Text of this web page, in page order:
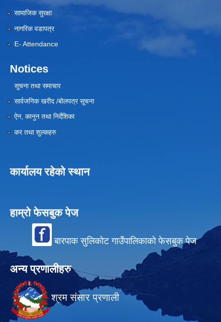
सामाजिक सुरक्षा
नागरिक वडापत्र
E- Attendance
Notices
सूचना तथा समाचार
सार्वजनिक खरीद /बोलपत्र सूचना
ऐन, कानुन तथा निर्देशिका
कर तथा शुल्कहरु
कार्यालय रहेको स्थान
हाम्रो फेसबुक पेज
बारपाक सुलिकोट गाउँपालिकाको फेसबुक पेज
अन्य प्रणालीहरु
श्रम संसार प्रणाली